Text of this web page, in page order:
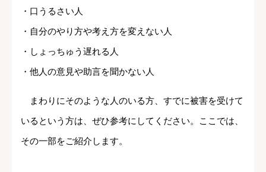
・口うるさい人
・自分のやり方や考え方を変えない人
・しょっちゅう遅れる人
・他人の意見や助言を聞かない人
まわりにそのような人のいる方、すでに被害を受けて
いるという方は、ぜひ参考にしてください。ここでは、
その一部をご紹介します。